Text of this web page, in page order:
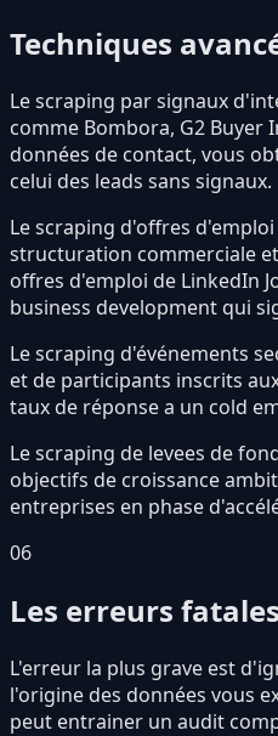
Techniques
Le scraping par signaux
comme Bombora, G2 Buyer
données de contact, vous
celui des leads sans signaux.
Le scraping d'offres
structuration commerciale
offres d'emploi de LinkedIn
business development qui
Le scraping d'événements
et de participants inscrits
taux de réponse a un cold
Le scraping de levees de
objectifs de croissance
entreprises en phase
06
Les erreurs
L'erreur la plus grave est
l'origine des données vous
peut entrainer un audit